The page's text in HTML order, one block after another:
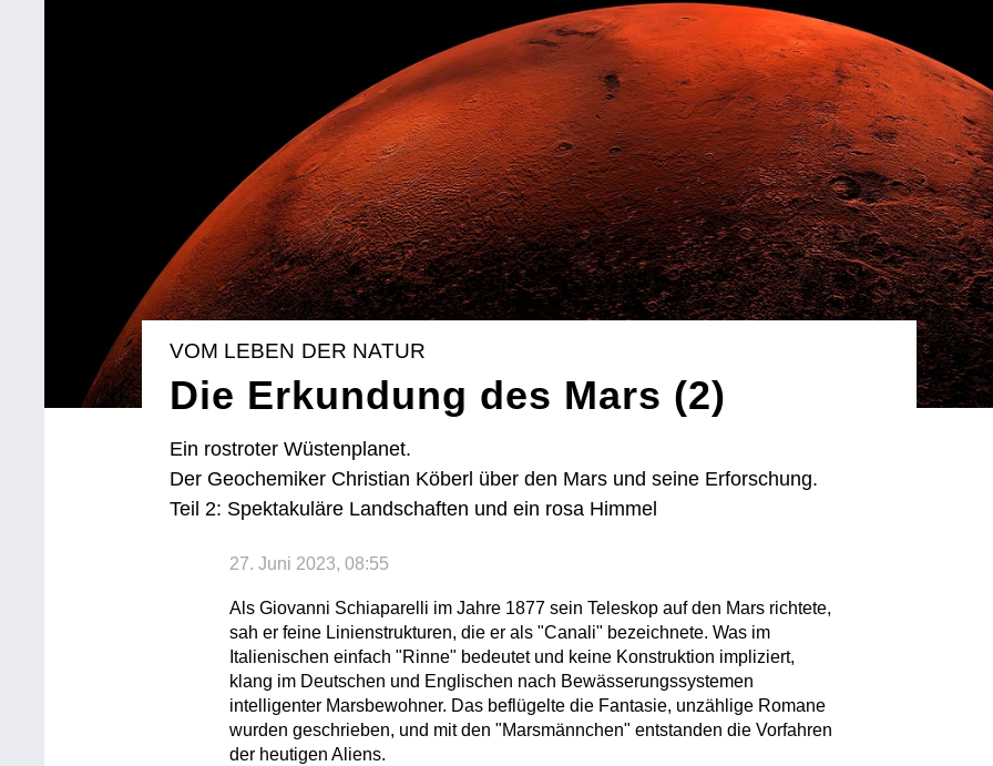
VOM LEBEN DER NATUR
Die Erkundung des Mars (2)
Ein rostroter Wüstenplanet.
Der Geochemiker Christian Köberl über den Mars und seine Erforschung.
Teil 2: Spektakuläre Landschaften und ein rosa Himmel
27. Juni 2023, 08:55
Als Giovanni Schiaparelli im Jahre 1877 sein Teleskop auf den Mars richtete,
sah er feine Linienstrukturen, die er als "Canali" bezeichnete. Was im
Italienischen einfach "Rinne" bedeutet und keine Konstruktion impliziert,
klang im Deutschen und Englischen nach Bewässerungssystemen
intelligenter Marsbewohner. Das beflügelte die Fantasie, unzählige Romane
wurden geschrieben, und mit den "Marsmännchen" entstanden die Vorfahren
der heutigen Aliens.